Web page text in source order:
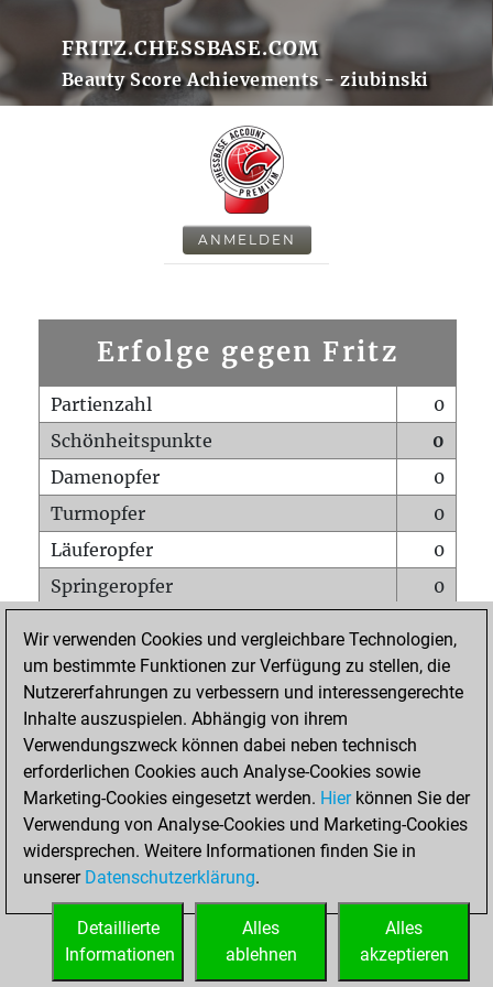
FRITZ.CHESSBASE.COM
Beauty Score Achievements - ziubinski
ANMELDEN
Erfolge gegen Fritz
Partienzahl
0
Schönheitspunkte
0
Damenopfer
0
Turmopfer
0
Läuferopfer
0
Springeropfer
0
Matt auf vollem Brett
0
Bauer setzt Matt
0
Erstickte Matts
Unterverwandlungen
Türme auf der siebten
0
STARTSEITE
Wir verwenden Cookies und vergleichbare Technologien,
um bestimmte Funktionen zur Verfügung zu stellen, die
Nutzererfahrungen zu verbessern und interessengerechte
Inhalte auszuspielen. Abhängig von ihrem
Verwendungszweck können dabei neben technisch
erforderlichen Cookies auch Analyse-Cookies sowie
Marketing-Cookies eingesetzt werden. Hierkönnen Sie der
Verwendung von Analyse-Cookies und Marketing-Cookies
widersprechen. Weitere Informationen finden Sie in
unserer Datenschutzerklärung.
Alles
akzeptieren
Alles
ablehnen
Detaillierte
Informationen